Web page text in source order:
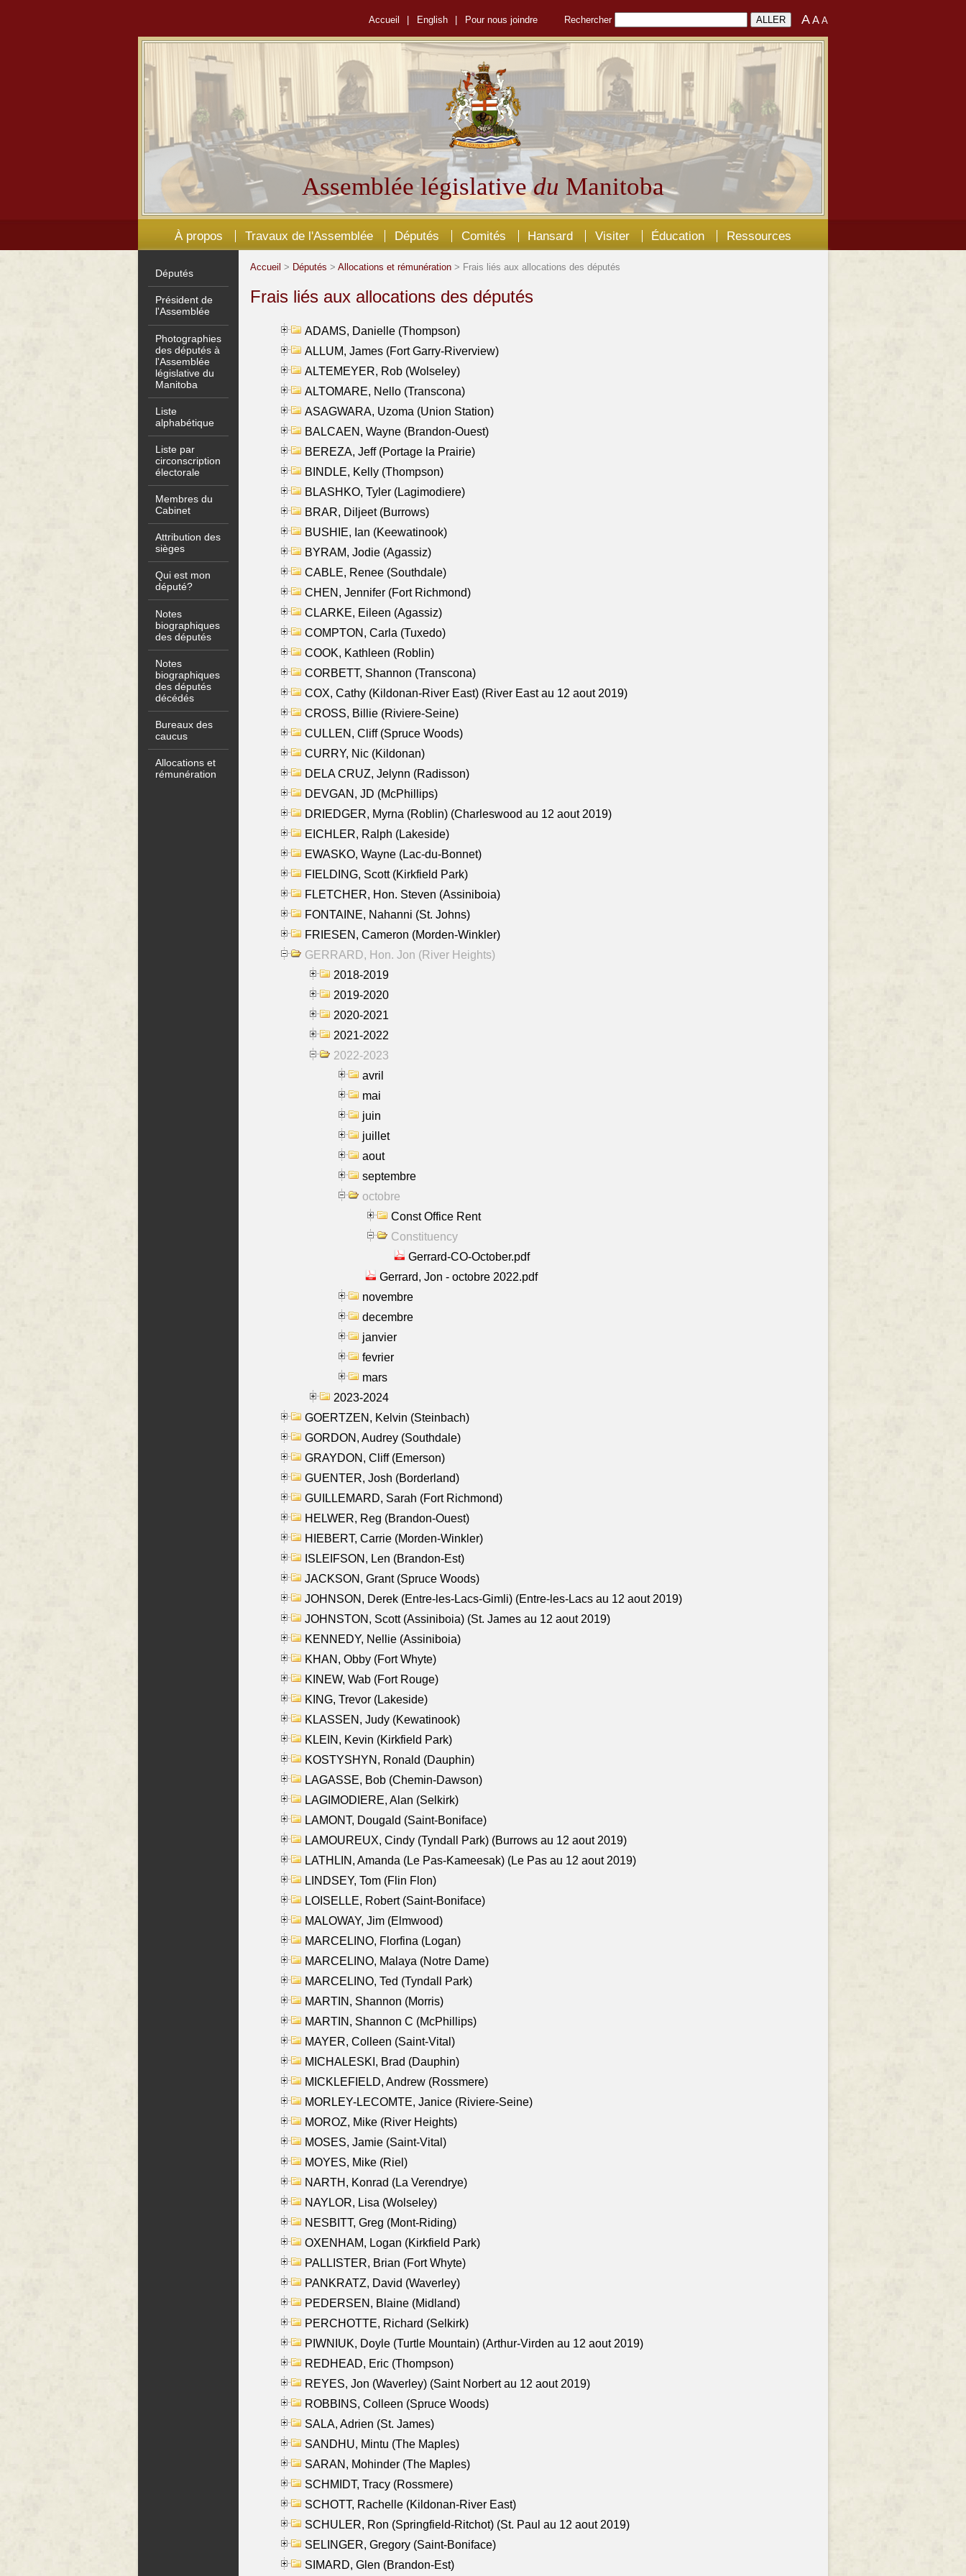
Accueil English Pour nous joindre Rechercher AA A
Assemblée législativedu Manitoba
À propos Travaux de l'Assemblée Députés Comités Hansard Visiter Éducation Ressources
Députés
Président de
l'Assemblée
Photographies
des députés à
l'Assemblée
législative du
Manitoba
Liste
alphabétique
Liste par
circonscription
électorale
Membres du
Cabinet
Attribution des
sièges
Qui est mon
député?
Notes
biographiques
des députés
Notes
biographiques
des députés
décédés
Bureaux des
caucus
Allocations et
rémunération
Accueil > Députés > Allocations et rémunération > Frais liés aux allocations des députés
Frais liés aux allocations des députés
ADAMS, Danielle (Thompson)
ALLUM, James (Fort Garry-Riverview)
ALTEMEYER, Rob (Wolseley)
ALTOMARE, Nello (Transcona)
ASAGWARA, Uzoma (Union Station)
BALCAEN, Wayne (Brandon-Ouest)
BEREZA, Jeff (Portage la Prairie)
BINDLE, Kelly (Thompson)
BLASHKO, Tyler (Lagimodiere)
BRAR, Diljeet (Burrows)
BUSHIE, Ian (Keewatinook)
BYRAM, Jodie (Agassiz)
CABLE, Renee (Southdale)
CHEN, Jennifer (Fort Richmond)
CLARKE, Eileen (Agassiz)
COMPTON, Carla (Tuxedo)
COOK, Kathleen (Roblin)
CORBETT, Shannon (Transcona)
COX, Cathy (Kildonan-River East) (River East au 12 aout 2019)
CROSS, Billie (Riviere-Seine)
CULLEN, Cliff (Spruce Woods)
CURRY, Nic (Kildonan)
DELA CRUZ, Jelynn (Radisson)
DEVGAN, JD (McPhillips)
DRIEDGER, Myrna (Roblin) (Charleswood au 12 aout 2019)
EICHLER, Ralph (Lakeside)
EWASKO, Wayne (Lac-du-Bonnet)
FIELDING, Scott (Kirkfield Park)
FLETCHER, Hon. Steven (Assiniboia)
FONTAINE, Nahanni (St. Johns)
FRIESEN, Cameron (Morden-Winkler)
GERRARD, Hon. Jon (River Heights)
2018-2019
2019-2020
2020-2021
2021-2022
2022-2023
avril
mai
juin
juillet
aout
septembre
octobre
Const Office Rent
Constituency
Gerrard-CO-October.pdf
Gerrard, Jon - octobre 2022.pdf
novembre
decembre
janvier
fevrier
mars
2023-2024
GOERTZEN, Kelvin (Steinbach)
GORDON, Audrey (Southdale)
GRAYDON, Cliff (Emerson)
GUENTER, Josh (Borderland)
GUILLEMARD, Sarah (Fort Richmond)
HELWER, Reg (Brandon-Ouest)
HIEBERT, Carrie (Morden-Winkler)
ISLEIFSON, Len (Brandon-Est)
JACKSON, Grant (Spruce Woods)
JOHNSON, Derek (Entre-les-Lacs-Gimli) (Entre-les-Lacs au 12 aout 2019)
JOHNSTON, Scott (Assiniboia) (St. James au 12 aout 2019)
KENNEDY, Nellie (Assiniboia)
KHAN, Obby (Fort Whyte)
KINEW, Wab (Fort Rouge)
KING, Trevor (Lakeside)
KLASSEN, Judy (Kewatinook)
KLEIN, Kevin (Kirkfield Park)
KOSTYSHYN, Ronald (Dauphin)
LAGASSE, Bob (Chemin-Dawson)
LAGIMODIERE, Alan (Selkirk)
LAMONT, Dougald (Saint-Boniface)
LAMOUREUX, Cindy (Tyndall Park) (Burrows au 12 aout 2019)
LATHLIN, Amanda (Le Pas-Kameesak) (Le Pas au 12 aout 2019)
LINDSEY, Tom (Flin Flon)
LOISELLE, Robert (Saint-Boniface)
MALOWAY, Jim (Elmwood)
MARCELINO, Florfina (Logan)
MARCELINO, Malaya (Notre Dame)
MARCELINO, Ted (Tyndall Park)
MARTIN, Shannon (Morris)
MARTIN, Shannon C (McPhillips)
MAYER, Colleen (Saint-Vital)
MICHALESKI, Brad (Dauphin)
MICKLEFIELD, Andrew (Rossmere)
MORLEY-LECOMTE, Janice (Riviere-Seine)
MOROZ, Mike (River Heights)
MOSES, Jamie (Saint-Vital)
MOYES, Mike (Riel)
NARTH, Konrad (La Verendrye)
NAYLOR, Lisa (Wolseley)
NESBITT, Greg (Mont-Riding)
OXENHAM, Logan (Kirkfield Park)
PALLISTER, Brian (Fort Whyte)
PANKRATZ, David (Waverley)
PEDERSEN, Blaine (Midland)
PERCHOTTE, Richard (Selkirk)
PIWNIUK, Doyle (Turtle Mountain) (Arthur-Virden au 12 aout 2019)
REDHEAD, Eric (Thompson)
REYES, Jon (Waverley) (Saint Norbert au 12 aout 2019)
ROBBINS, Colleen (Spruce Woods)
SALA, Adrien (St. James)
SANDHU, Mintu (The Maples)
SARAN, Mohinder (The Maples)
SCHMIDT, Tracy (Rossmere)
SCHOTT, Rachelle (Kildonan-River East)
SCHULER, Ron (Springfield-Ritchot) (St. Paul au 12 aout 2019)
SELINGER, Gregory (Saint-Boniface)
SIMARD, Glen (Brandon-Est)